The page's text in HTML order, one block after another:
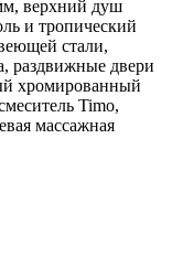
верхний душ
и тропический
стали,
раздвижные двери
хромированный
Timo,
массажная